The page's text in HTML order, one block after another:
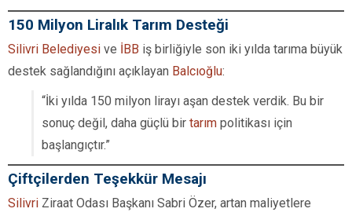
150 Milyon Liralık Tarım Desteği
Silivri Belediyesi ve İBB iş birliğiyle son iki yılda tarıma büyük
destek sağlandığını açıklayan Balcıoğlu:
“İki yılda 150 milyon lirayı aşan destek verdik. Bu bir
sonuç değil, daha güçlü bir tarım politikası için
başlangıçtır.”
Çiftçilerden Teşekkür Mesajı
Silivri Ziraat Odası Başkanı Sabri Özer, artan maliyetlere